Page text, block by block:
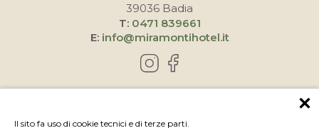
Il sito fa uso di cookie tecnici e di terze parti.
39036 Badia
T: 0471 839661
E: info@miramontihotel.it